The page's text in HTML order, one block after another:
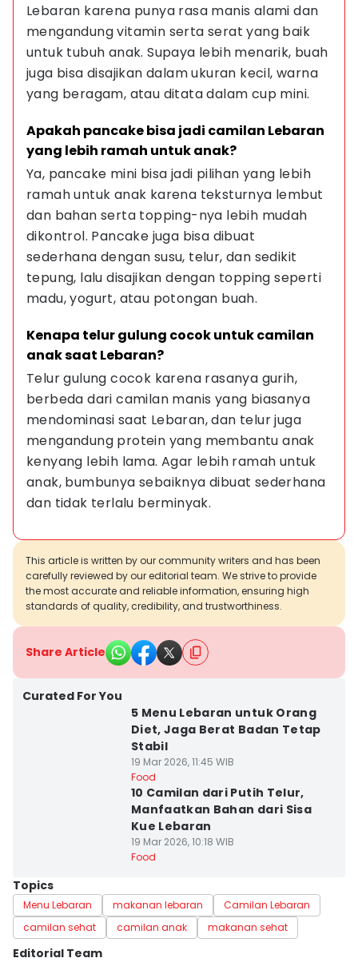
Lebaran karena punya rasa manis alami dan
mengandung vitamin serta serat yang baik
untuk tubuh anak. Supaya lebih menarik, buah
juga bisa disajikan dalam ukuran kecil, warna
yang beragam, atau ditata dalam cup mini.
Apakah pancake bisa jadi camilan Lebaran
yang lebih ramah untuk anak?
Ya, pancake mini bisa jadi pilihan yang lebih
ramah untuk anak karena teksturnya lembut
dan bahan serta topping-nya lebih mudah
dikontrol. Pancake juga bisa dibuat
sederhana dengan susu, telur, dan sedikit
tepung, lalu disajikan dengan topping seperti
madu, yogurt, atau potongan buah.
Kenapa telur gulung cocok untuk camilan
anak saat Lebaran?
Telur gulung cocok karena rasanya gurih,
berbeda dari camilan manis yang biasanya
mendominasi saat Lebaran, dan telur juga
mengandung protein yang membantu anak
kenyang lebih lama. Agar lebih ramah untuk
anak, bumbunya sebaiknya dibuat sederhana
dan tidak terlalu berminyak.
This article is written by our community writers and has been
carefully reviewed by our editorial team. We strive to provide
the most accurate and reliable information, ensuring high
standards of quality, credibility, and trustworthiness.
Share Article
Curated For You
5 Menu Lebaran untuk Orang
Diet, Jaga Berat Badan Tetap
Stabil
19 Mar 2026, 11:45 WIB
Food
10 Camilan dari Putih Telur,
Manfaatkan Bahan dari Sisa
Kue Lebaran
19 Mar 2026, 10:18 WIB
Food
Topics
Menu Lebaran makanan lebaran
Camilan Lebaran
camilan sehat
camilan anak makanan sehat
Editorial Team